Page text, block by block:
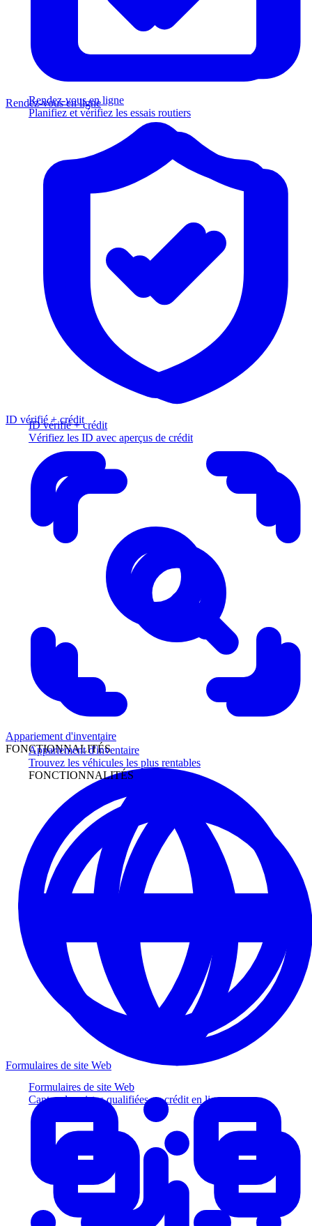
Rendez-vous en ligne
Planifiez et vérifiez les essais routiers
ID vérifié + crédit
Vérifiez les ID avec aperçus de crédit
Appariement d'inventaire
Trouvez les véhicules les plus rentables
FONCTIONNALITÉS
Formulaires de site Web
Captez des pistes qualifiées au crédit en ligne
Rendez-vous en ligne
ID vérifié + crédit
Appariement d'inventaire
FONCTIONNALITÉS
Formulaires de site Web